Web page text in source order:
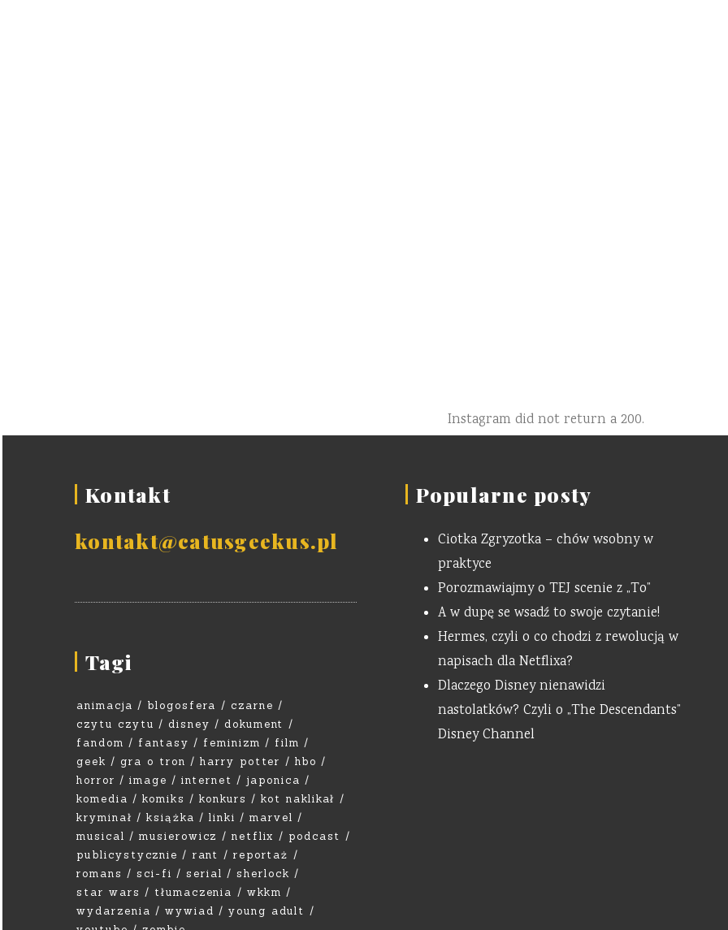
Instagram did not return a 200.
Kontakt
kontakt@catusgeekus.pl
Tagi
animacja blogosfera
czarne
czytu czytu
disney
dokument
fandom
fantasy feminizm
film
geek
gra o tron harry potter
hbo
horror
image internet
japonica
komedia
komiks konkurs
kot naklikał
kryminał
książka linki
marvel
musical
musierowicz netflix
podcast
publicystycznie
rant
reportaż
romans
sci-fi serial
sherlock
star wars
tłumaczenia
wkkm
wydarzenia
wywiad
young adult
Popularne posty
Ciotka Zgryzotka – chów wsobny w
praktyce
Porozmawiajmy o TEJ scenie z „To”
A w dupę se wsadź to swoje czytanie!
Hermes, czyli o co chodzi z rewolucją w
napisach dla Netflixa?
Dlaczego Disney nienawidzi
nastolatków? Czyli o „The Descendants”
Disney Channel